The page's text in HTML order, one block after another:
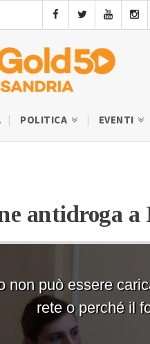
POLITICA EVENTI
antidroga